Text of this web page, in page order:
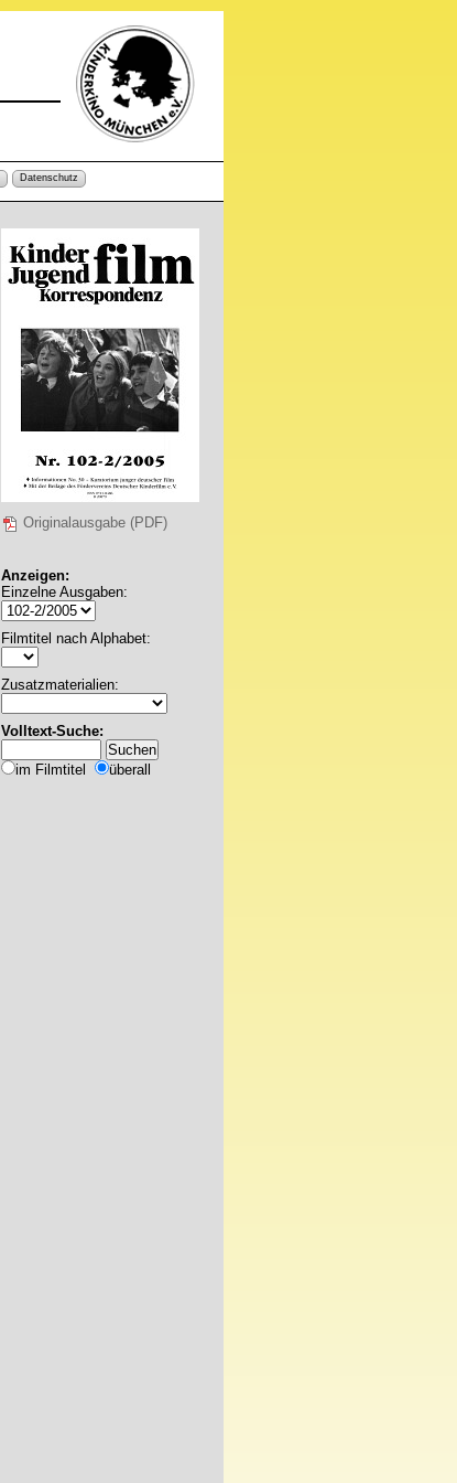
Datenschutz
Originalausgabe (PDF)
Anzeigen:
Einzelne Ausgaben:
Filmtitel nach Alphabet:
Zusatzmaterialien:
Volltext-Suche:
im Filmtitel überall